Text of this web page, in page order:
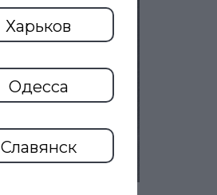
Харьков
Одесса
Славянск